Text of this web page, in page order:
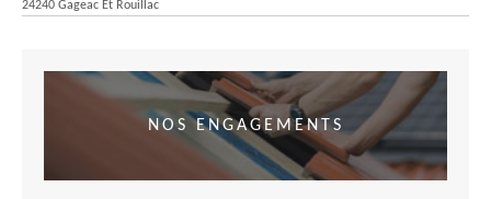
24240 Gageac Et Rouillac
NOS ENGAGEMENTS